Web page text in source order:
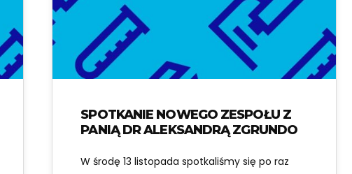
SPOTKANIE NOWEGO ZESPOŁU Z
PANIĄ DR ALEKSANDRĄ ZGRUNDO
W środę 13 listopada spotkaliśmy się po raz